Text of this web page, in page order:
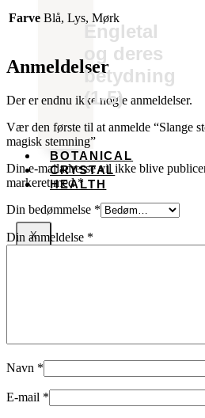
Engletal
og deres
betydning
(1-5)
BOTANICAL
CRYSTAL
HEALTH
X
Farve Blå, Lys, Mørk
Anmeldelser
Der er endnu ikke nogle anmeldelser.
Vær den første til at anmelde “Slange
magisk stemning”
Din e-mailadresse vil ikke blive
markeret med*
Din bedømmelse *
Din anmeldelse *
Navn *
E-mail *